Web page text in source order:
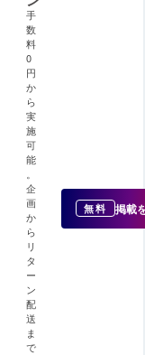
手
数
料
0
円
か
ら
実
施
可
能
企
画
か
ら
リ
タ
ー
ン
配
送
ま
で
無料 掲載